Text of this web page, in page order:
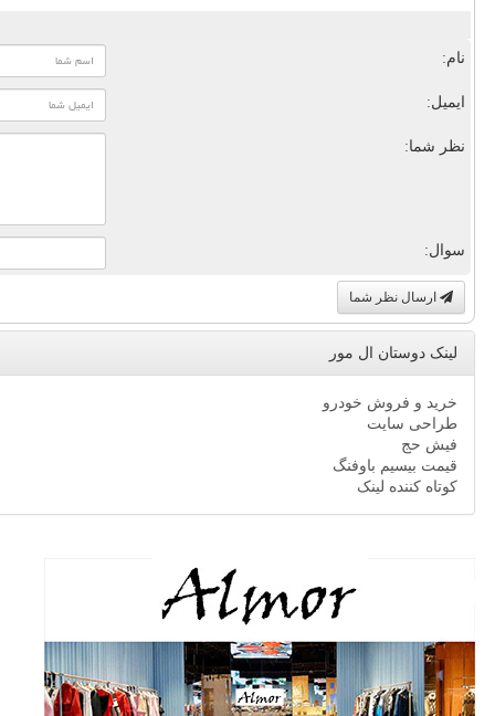
نام:
ایمیل:
نظر شما:
سوال:
ارسال نظر شما
لینک دوستان ال مور
خرید و فروش خودرو
طراحی سایت
فیش حج
قیمت بیسیم باوفنگ
کوتاه کننده لینک